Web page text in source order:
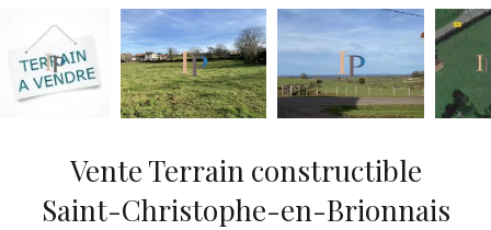
Vente Terrain constructible
Saint-Christophe-en-Brionnais